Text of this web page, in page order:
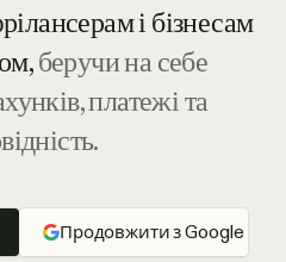
і бізнесам
беручи на себе
платежі та
Продовжити з Google